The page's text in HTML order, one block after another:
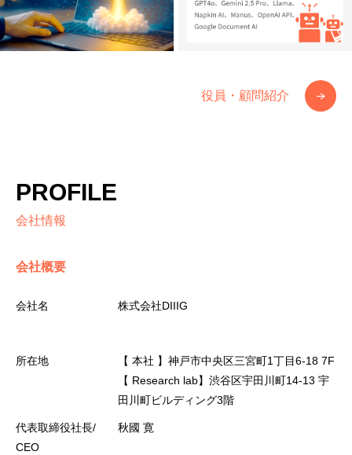
役員・顧問紹介
PROFILE
会社情報
会社概要
会社名 株式会社DIIIG
所在地
【 本社 】神戸市中央区三宮町1丁目6-18 7F
【 Research lab】渋谷区宇田川町14-13 宇
田川町ビルディング3階
代表取締役社長/
CEO
秋國 寛